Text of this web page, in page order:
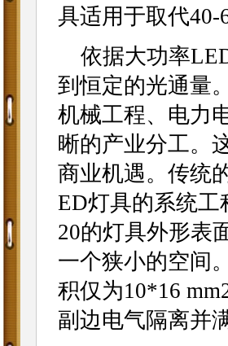
具适用于取代40-
依据大功率
到恒定的光通量
机械工程、电力
晰的产业分工。
商业机遇。传统
ED灯具的系统工
20的灯具外形表
一个狭小的空间
积仅为10*16
副边电气隔离并